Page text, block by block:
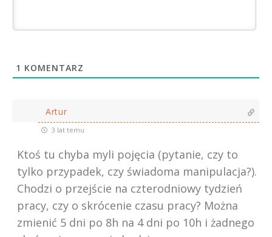
1 KOMENTARZ
Artur
3 lat temu
Ktoś tu chyba myli pojęcia (pytanie, czy to
tylko przypadek, czy świadoma manipulacja?).
Chodzi o przejście na czterodniowy tydzień
pracy, czy o skrócenie czasu pracy? Można
zmienić 5 dni po 8h na 4 dni po 10h i żadnego